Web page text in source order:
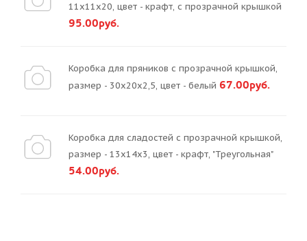
11х11х20, цвет - крафт, с прозрачной крышкой
95.00руб.
Коробка для пряников с прозрачной крышкой,
размер - 30х20х2,5, цвет - белый 67.00руб.
Коробка для сладостей с прозрачной крышкой,
размер - 13х14х3, цвет - крафт, "Треугольная"
54.00руб.